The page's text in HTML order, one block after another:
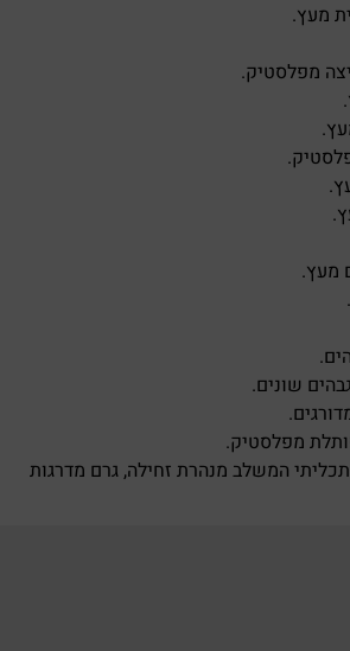
מעץ.
מפלסטיק.
מעץ.
שונים.
מפלסטיק.
המשלב מנהרת זחילה, גרם מדרגות